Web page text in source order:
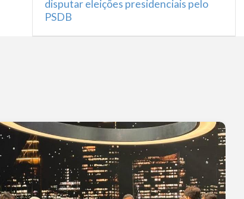
disputar eleições presidenciais pelo
PSDB